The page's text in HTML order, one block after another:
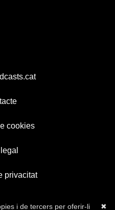
cookies
privacitat
✖
i de tercers per oferir-li